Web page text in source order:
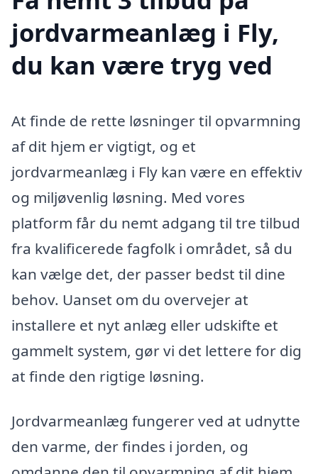
jordvarmeanlæg i Fly,
du kan være tryg ved
At finde de rette løsninger til opvarmning
af dit hjem er vigtigt, og et
jordvarmeanlæg i Fly kan være en effektiv
og miljøvenlig løsning. Med vores
platform får du nemt adgang til tre tilbud
fra kvalificerede fagfolk i området, så du
kan vælge det, der passer bedst til dine
behov. Uanset om du overvejer at
installere et nyt anlæg eller udskifte et
gammelt system, gør vi det lettere for dig
at finde den rigtige løsning.
Jordvarmeanlæg fungerer ved at udnytte
den varme, der findes i jorden, og